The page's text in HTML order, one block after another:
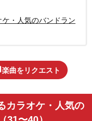
・人気のバンドラン
楽曲をリクエスト
カラオケ・人気の